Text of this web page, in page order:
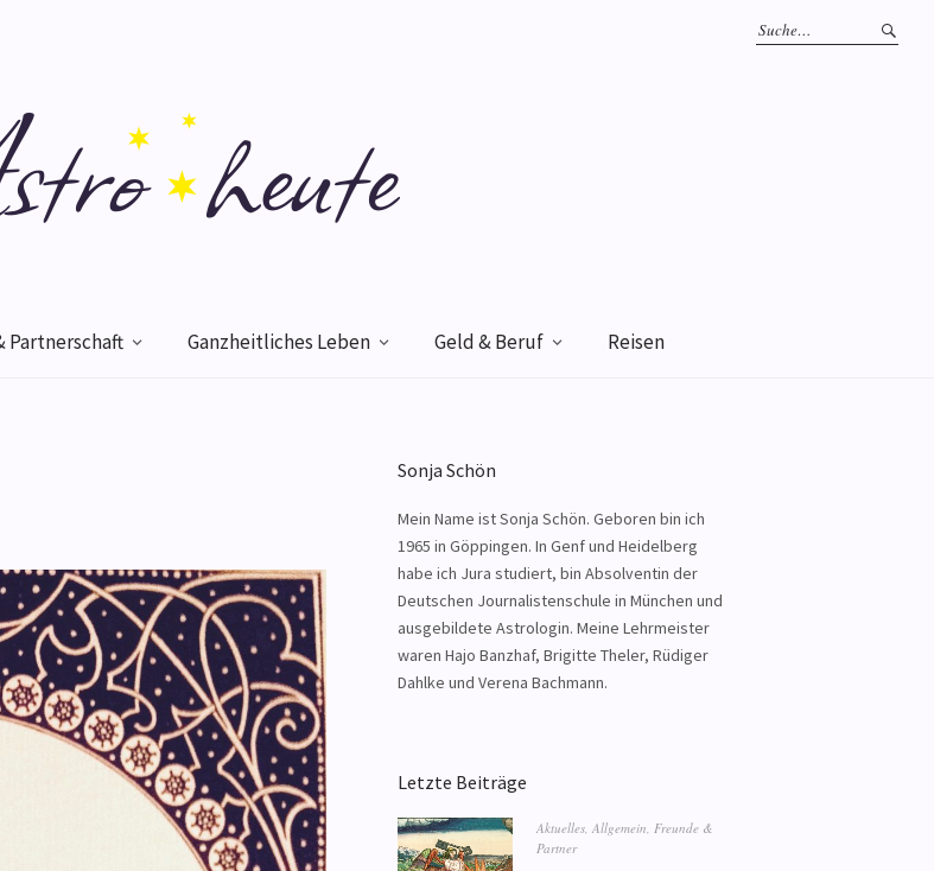
Partnerschaft Ganzheitliches Leben Geld & Beruf Reisen
Sonja Schön
Mein Name ist Sonja Schön. Geboren bin ich
1965 in Göppingen. In Genf und Heidelberg
habe ich Jura studiert, bin Absolventin der
Deutschen Journalistenschule in München und
ausgebildete Astrologin. Meine Lehrmeister
waren Hajo Banzhaf, Brigitte Theler, Rüdiger
Dahlke und Verena Bachmann.
Letzte Beiträge
Aktuelles, Allgemein, Freunde &
Partner